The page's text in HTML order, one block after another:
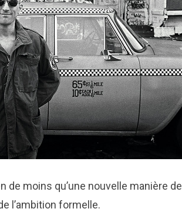
de moins qu’une nouvelle manière de
l’ambition formelle.